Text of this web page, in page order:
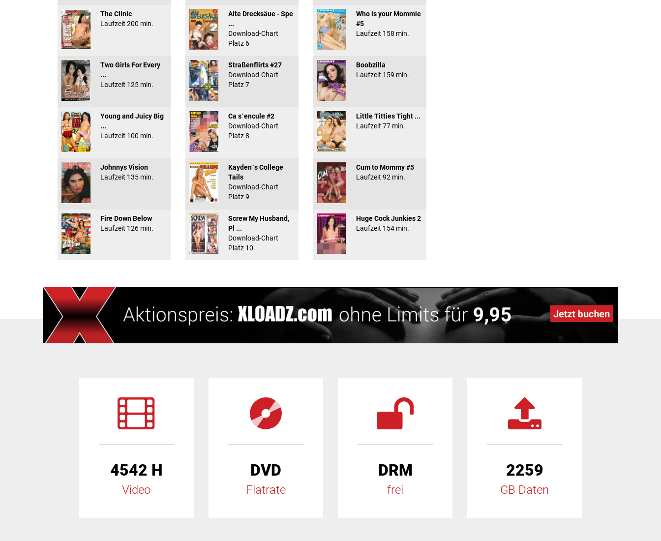
The Clinic
Laufzeit 200 min.
Two Girls For Every
...
Laufzeit 125 min.
Young and Juicy Big
...
Laufzeit 100 min.
Johnnys Vision
Laufzeit 135 min.
Fire Down Below
Laufzeit 126 min.
Alte Drecksäue - Spe
...
Download-Chart
Platz 6
Straßenflirts #27
Download-Chart
Platz 7
Ca s`encule #2
Download-Chart
Platz 8
Kayden`s College
Tails
Download-Chart
Platz 9
Screw My Husband,
Pl ...
Download-Chart
Platz 10
Who is your Mommie
#5
Laufzeit 158 min.
Boobzilla
Laufzeit 159 min.
Little Titties Tight ...
Laufzeit 77 min.
Cum to Mommy #5
Laufzeit 92 min.
Huge Cock Junkies 2
Laufzeit 154 min.
4542 H
Video
DVD
Flatrate
DRM
frei
2259
GB Daten